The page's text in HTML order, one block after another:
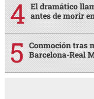
El dramático
antes de morir
Conmoción tras
Barcelona-Real